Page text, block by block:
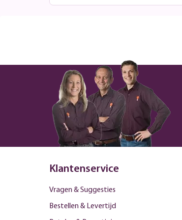
Klantenservice
Vragen & Suggesties
Bestellen & Levertijd